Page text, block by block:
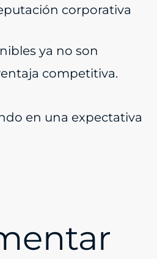
corporativa
ya no son
competitiva.
en una expectativa